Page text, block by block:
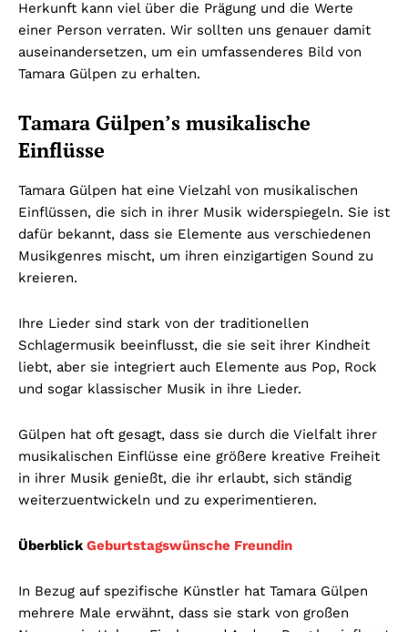
Herkunft kann viel über die Prägung und die Werte
einer Person verraten. Wir sollten uns genauer damit
auseinandersetzen, um ein umfassenderes Bild von
Tamara Gülpen zu erhalten.
Tamara Gülpen’s musikalische
Einflüsse
Tamara Gülpen hat eine Vielzahl von musikalischen
Einflüssen, die sich in ihrer Musik widerspiegeln. Sie ist
dafür bekannt, dass sie Elemente aus verschiedenen
Musikgenres mischt, um ihren einzigartigen Sound zu
kreieren.
Ihre Lieder sind stark von der traditionellen
Schlagermusik beeinflusst, die sie seit ihrer Kindheit
liebt, aber sie integriert auch Elemente aus Pop, Rock
und sogar klassischer Musik in ihre Lieder.
Gülpen hat oft gesagt, dass sie durch die Vielfalt ihrer
musikalischen Einflüsse eine größere kreative Freiheit
in ihrer Musik genießt, die ihr erlaubt, sich ständig
weiterzuentwickeln und zu experimentieren.
Überblick Geburtstagswünsche Freundin
In Bezug auf spezifische Künstler hat Tamara Gülpen
mehrere Male erwähnt, dass sie stark von großen